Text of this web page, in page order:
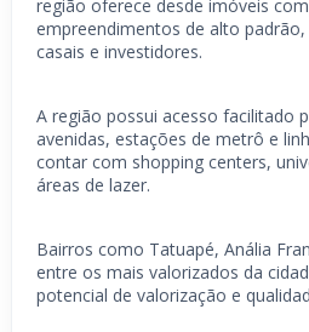
região oferece desde imóveis
empreendimentos de alto
casais e investidores.
A região possui acesso facilitado
avenidas, estações de metrô e
contar com shopping centers,
áreas de lazer.
Bairros como Tatuapé, Anália
entre os mais valorizados da
potencial de valorização e